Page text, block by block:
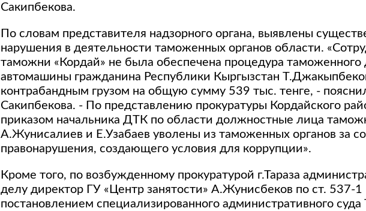
Сакипбекова.
По словам представителя надзорного органа, выявлены
нарушения в деятельности таможенных органов области.
таможни «Кордай» не была обеспечена процедура таможенного
автомашины гражданина Республики Кыргызстан
контрабандным грузом на общую сумму 539 тыс. тенге, -
Сакипбекова. - По представлению прокуратуры Кордайского
приказом начальника ДТК по области должностные лица
А.Жунисалиев и Е.Узабаев уволены из таможенных органов за
правонарушения, создающего условия для коррупции».
Кроме того, по возбужденному прокуратурой г.Тараза
делу директор ГУ «Центр занятости» А.Жунисбеков по ст. 537-
постановлением специализированного административного суда